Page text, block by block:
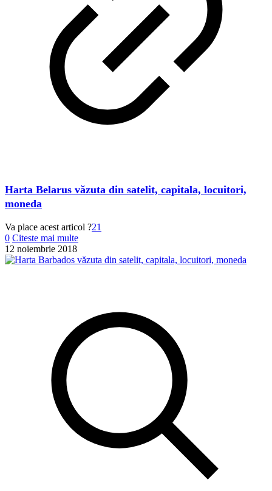
Harta Belarus văzuta din satelit, capitala, locuitori,
moneda
Va place acest articol ?21
0 Citeste mai multe
12 noiembrie 2018